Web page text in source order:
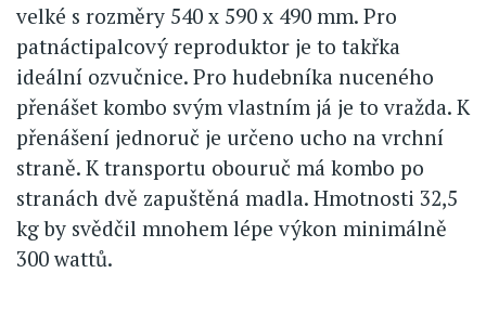
velké s rozměry 540 x 590 x 490 mm. Pro
patnáctipalcový reproduktor je to takřka
ideální ozvučnice. Pro hudebníka nuceného
přenášet kombo svým vlastním já je to vražda. K
přenášení jednoruč je určeno ucho na vrchní
straně. K transportu obouruč má kombo po
stranách dvě zapuštěná madla. Hmotnosti 32,5
kg by svědčil mnohem lépe výkon minimálně
300 wattů.